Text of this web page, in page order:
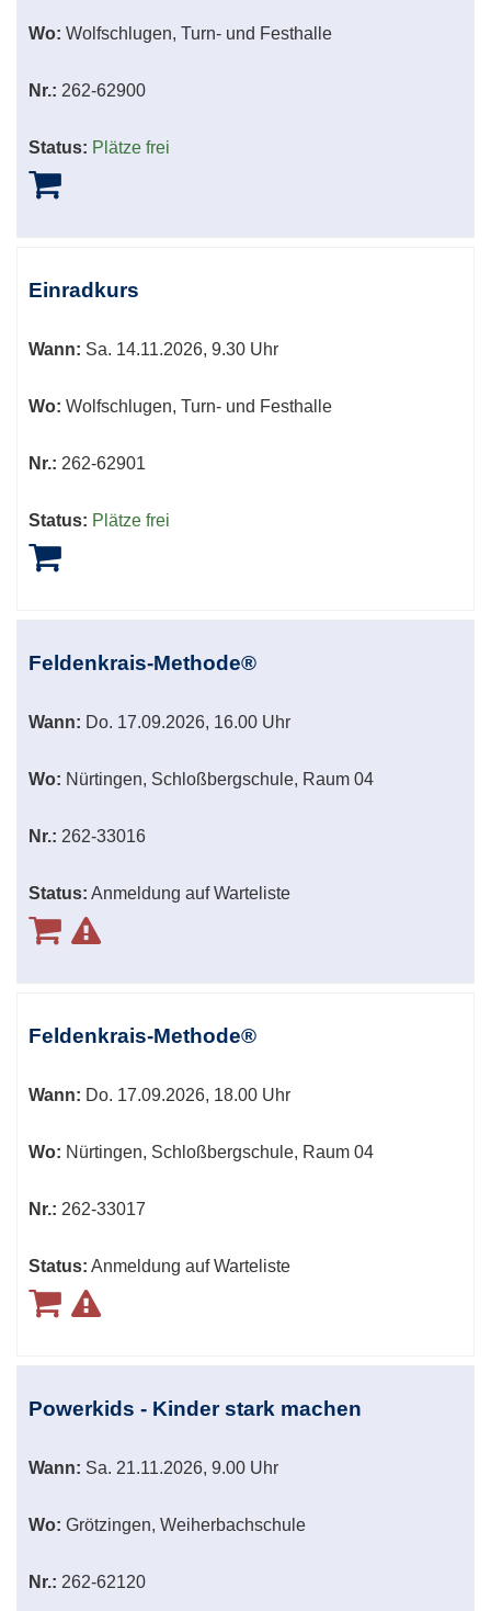
Wo: Wolfschlugen, Turn- und Festhalle
Nr.: 262-62900
Status: Plätze frei
Einradkurs
Wann: Sa. 14.11.2026, 9.30 Uhr
Wo: Wolfschlugen, Turn- und Festhalle
Nr.: 262-62901
Status: Plätze frei
Feldenkrais-Methode®
Wann: Do. 17.09.2026, 16.00 Uhr
Wo: Nürtingen, Schloßbergschule, Raum 04
Nr.: 262-33016
Status: Anmeldung auf Warteliste
Feldenkrais-Methode®
Wann: Do. 17.09.2026, 18.00 Uhr
Wo: Nürtingen, Schloßbergschule, Raum 04
Nr.: 262-33017
Status: Anmeldung auf Warteliste
Powerkids - Kinder stark machen
Wann: Sa. 21.11.2026, 9.00 Uhr
Wo: Grötzingen, Weiherbachschule
Nr.: 262-62120